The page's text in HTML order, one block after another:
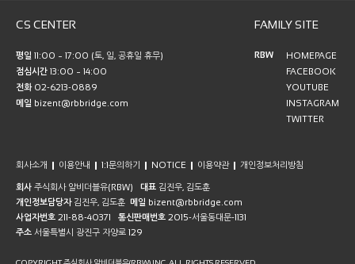
CS CENTER
평일 11:00 ~ 17:00 (토, 일, 공휴일 휴무)
점심시간 13:00 ~ 14:00
전화02-6213-0889
메일 bizent@rbbridge.com
FAMILY SITE
RBW
HOMEPAGE
FACEBOOK
YOUTUBE
INSTAGRAM
TWITTER
회사소개 이용안내 1:1문의하기 NOTICE 이용약관 개인정보처리방침
회사 주식회사 알비더블유(RBW) 대표 김진우, 김도훈
개인정보담당자김진우, 김도훈 메일 bizent@rbbridge.com
사업자번호 211-88-40371 통신판매번호 2015-서울동대문-1131
주소 서울특별시 광진구 자양로 129